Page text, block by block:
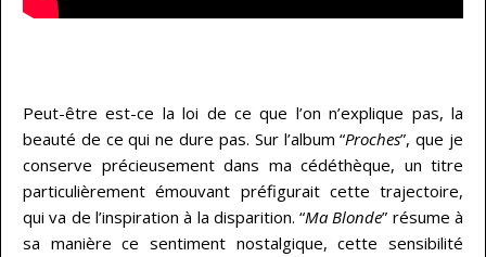
Peut-être est-ce la loi de ce que l’on n’explique pas, la
beauté de ce qui ne dure pas. Sur l’album “Proches”, que je
conserve précieusement dans ma cédéthèque, un titre
particulièrement émouvant préfigurait cette trajectoire,
qui va de l’inspiration à la disparition. “Ma Blonde” résume à
sa manière ce sentiment nostalgique, cette sensibilité